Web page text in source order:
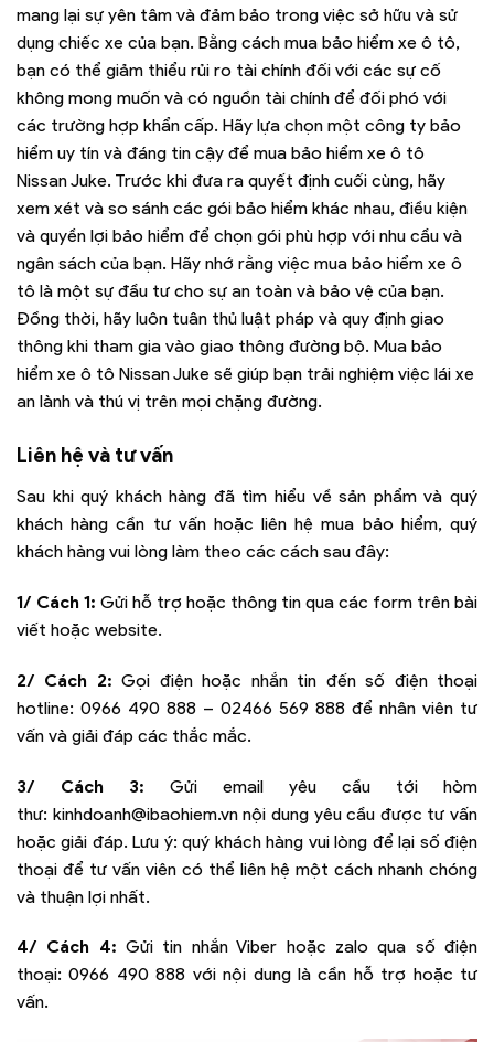
mang lại sự yên tâm và đảm bảo trong việc sở hữu và sử
dụng chiếc xe của bạn. Bằng cách mua bảo hiểm xe ô tô,
bạn có thể giảm thiểu rủi ro tài chính đối với các sự cố
không mong muốn và có nguồn tài chính để đối phó với
các trường hợp khẩn cấp. Hãy lựa chọn một công ty bảo
hiểm uy tín và đáng tin cậy để mua bảo hiểm xe ô tô
Nissan Juke. Trước khi đưa ra quyết định cuối cùng, hãy
xem xét và so sánh các gói bảo hiểm khác nhau, điều kiện
và quyền lợi bảo hiểm để chọn gói phù hợp với nhu cầu và
ngân sách của bạn. Hãy nhớ rằng việc mua bảo hiểm xe ô
tô là một sự đầu tư cho sự an toàn và bảo vệ của bạn.
Đồng thời, hãy luôn tuân thủ luật pháp và quy định giao
thông khi tham gia vào giao thông đường bộ. Mua bảo
hiểm xe ô tô Nissan Juke sẽ giúp bạn trải nghiệm việc lái xe
an lành và thú vị trên mọi chặng đường.
Liên hệ và tư vấn
Sau khi quý khách hàng đã tìm hiểu về sản phẩm và quý
khách hàng cần tư vấn hoặc liên hệ mua bảo hiểm, quý
khách hàng vui lòng làm theo các cách sau đây:
1/ Cách 1: Gửi hỗ trợ hoặc thông tin qua các form trên bài
viết hoặc website.
2/ Cách 2: Gọi điện hoặc nhắn tin đến số điện thoại
hotline: 0966 490 888 – 02466 569 888 để nhân viên tư
vấn và giải đáp các thắc mắc.
3/ Cách 3: Gửi email yêu cầu tới hòm
thư: kinhdoanh@ibaohiem.vnnội dung yêu cầu được tư vấn
hoặc giải đáp. Lưu ý: quý khách hàng vui lòng để lại số điện
thoại để tư vấn viên có thể liên hệ một cách nhanh chóng
và thuận lợi nhất.
4/ Cách 4: Gửi tin nhắn Viber hoặc zalo qua số điện
thoại:0966 490 888 với nội dung là cần hỗ trợ hoặc tư
vấn.